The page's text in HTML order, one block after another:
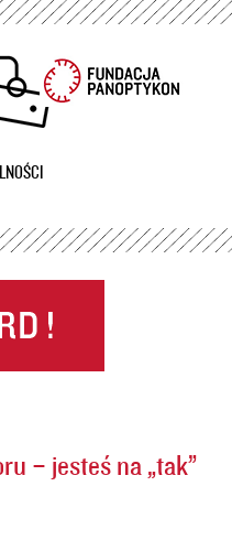
– jesteś na „tak”